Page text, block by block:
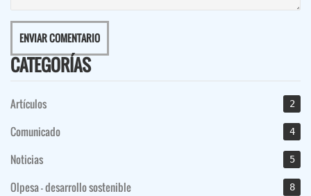
CATEGORÍAS
Artículos 2
Comunicado 4
Noticias 5
Olpesa - desarrollo sostenible 8